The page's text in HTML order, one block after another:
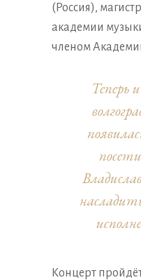
(Россия),
академии
членом
Теперь
Концерт